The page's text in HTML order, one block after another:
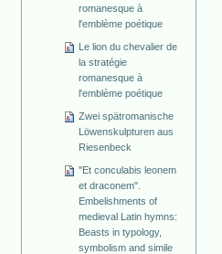
romanesque à
l'emblème poétique
Le lion du chevalier de
la stratégie
romanesque à
l'emblème poétique
Zwei spätromanische
Löwenskulpturen aus
Riesenbeck
"Et conculabis leonem
et draconem".
Embelishments of
medieval Latin hymns:
Beasts in typology,
symbolism and simile